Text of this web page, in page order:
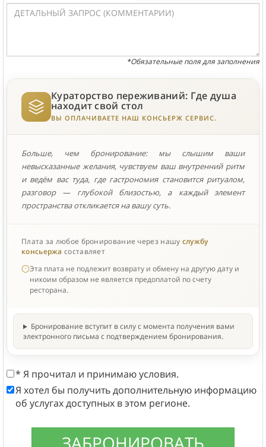
*Обязательные поля для заполнения
Кураторство переживаний: Где душа
находит свой стол
ВЫ ОПЛАЧИВАЕТЕ НАШ КОНСЬЕРЖ СЕРВИС.
Больше, чем бронирование: мы слышим ваши
невысказанные желания, чувствуем ваш внутренний ритм
и ведём вас туда, где гастрономия становится ритуалом,
разговор — глубокой близостью, а каждый элемент
пространства откликается на вашу суть.
Плата за любое бронирование через нашу службу
консьержа составляет
Эта плата не подлежит возврату и обмену на другую дату и
никоим образом не является предоплатой по счету
ресторана.
Бронирование вступит в силу с момента получения вами
электронного письма с подтверждением бронирования.
* Я прочитал и принимаю условия.
Я хотел бы получить дополнительную информацию
об услугах доступных в этом регионе.